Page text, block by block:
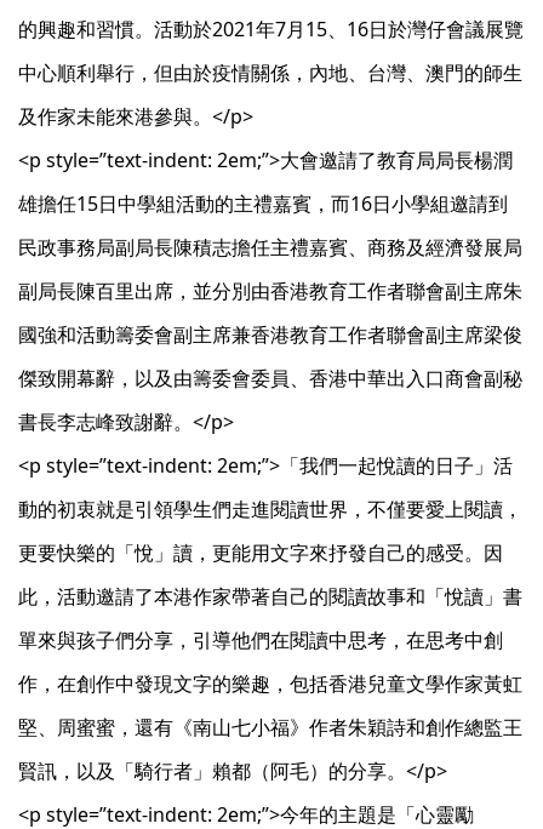
的興趣和習慣。活動於2021年7月15、16日於灣仔會議展覽
中心順利舉行，但由於疫情關係，內地、台灣、澳門的師生
及作家未能來港參與。</p>
<p style=”text-indent: 2em;”>大會邀請了教育局局長楊潤
雄擔任15日中學組活動的主禮嘉賓，而16日小學組邀請到
民政事務局副局長陳積志擔任主禮嘉賓、商務及經濟發展局
副局長陳百里出席，並分別由香港教育工作者聯會副主席朱
國強和活動籌委會副主席兼香港教育工作者聯會副主席梁俊
傑致開幕辭，以及由籌委會委員、香港中華出入口商會副秘
書長李志峰致謝辭。</p>
<p style=”text-indent: 2em;”>「我們一起悅讀的日子」活
動的初衷就是引領學生們走進閱讀世界，不僅要愛上閱讀，
更要快樂的「悅」讀，更能用文字來抒發自己的感受。因
此，活動邀請了本港作家帶著自己的閱讀故事和「悅讀」書
單來與孩子們分享，引導他們在閱讀中思考，在思考中創
作，在創作中發現文字的樂趣，包括香港兒童文學作家黃虹
堅、周蜜蜜，還有《南山七小福》作者朱穎詩和創作總監王
賢訊，以及「騎行者」賴都（阿毛）的分享。</p>
<p style=”text-indent: 2em;”>今年的主題是「心靈勵